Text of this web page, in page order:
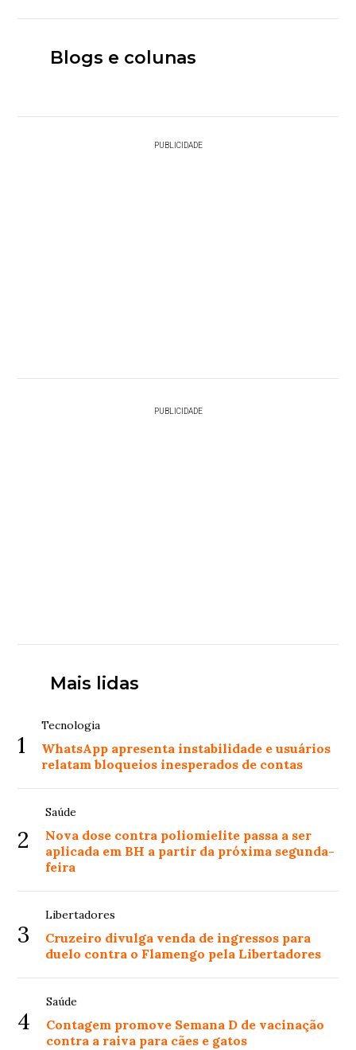
Blogs e colunas
PUBLICIDADE
PUBLICIDADE
Mais lidas
1
Tecnologia
WhatsApp apresenta instabilidade e usuários
relatam bloqueios inesperados de contas
2
Saúde
Nova dose contra poliomielite passa a ser
aplicada em BH a partir da próxima segunda-
feira
3
Libertadores
Cruzeiro divulga venda de ingressos para
duelo contra o Flamengo pela Libertadores
4
Saúde
Contagem promove Semana D de vacinação
contra a raiva para cães e gatos